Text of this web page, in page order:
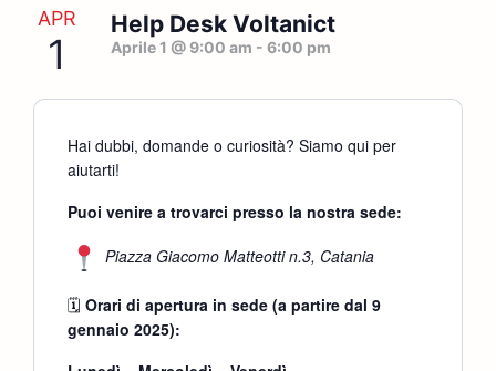
APR
1
Help Desk Voltanict
Aprile 1 @ 9:00 am - 6:00 pm
Hai dubbi, domande o curiosità? Siamo qui per
aiutarti!
Puoi venire a trovarci presso la nostra sede:
Piazza Giacomo Matteotti n.3, Catania
🗓 Orari di apertura in sede (a partire dal 9
gennaio 2025):